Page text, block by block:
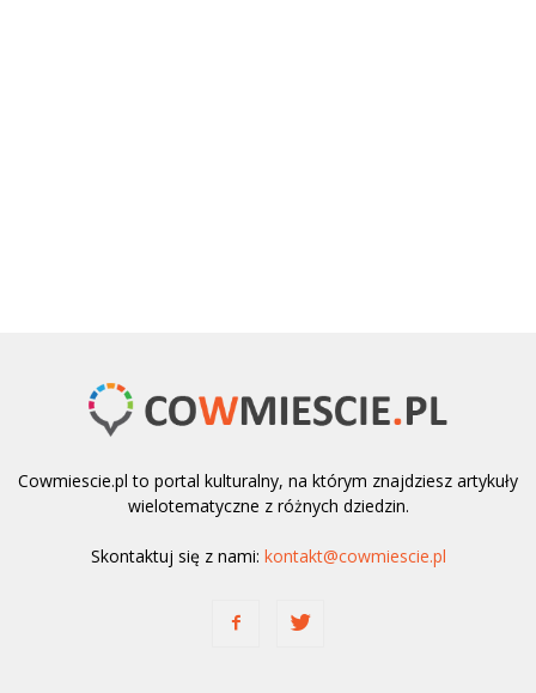
Cowmiescie.pl to portal kulturalny, na którym znajdziesz artykuły
wielotematyczne z różnych dziedzin.
Skontaktuj się z nami: kontakt@cowmiescie.pl